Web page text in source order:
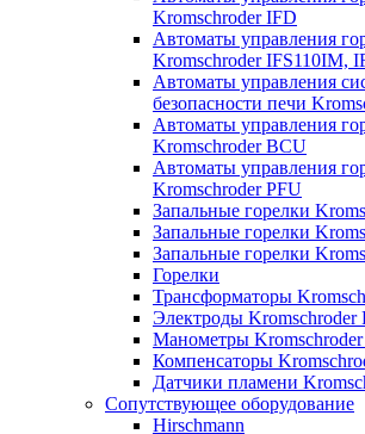
Kromschroder IFD
Автоматы управления
Kromschroder IFS110IM,
Автоматы управления
безопасности печи
Автоматы управления
Kromschroder BCU
Автоматы управления
Kromschroder PFU
Запальные горелки
Запальные горелки
Запальные горелки
Горелки
Трансформаторы
Электроды Kromschroder
Манометры
Компенсаторы
Датчики пламени
Сопутствующее оборудование
Hirschmann